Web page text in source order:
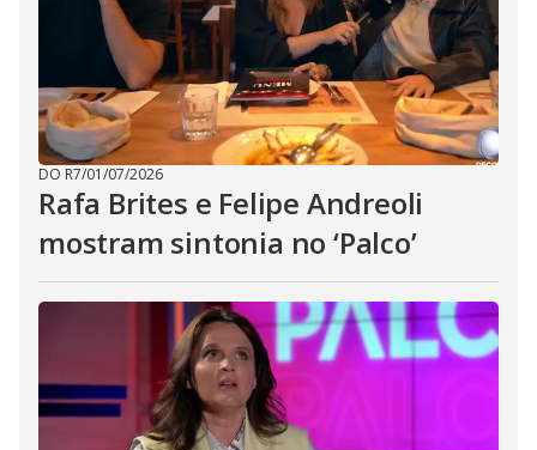
DO R7/01/07/2026
Rafa Brites e Felipe Andreoli
mostram sintonia no ‘Palco’